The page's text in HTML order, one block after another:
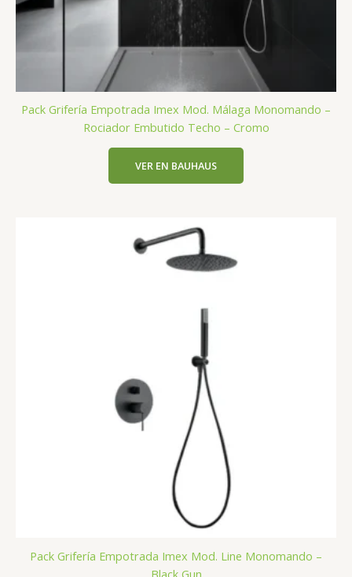
Pack Grifería Empotrada Imex Mod. Málaga Monomando –
Rociador Embutido Techo – Cromo
VER EN BAUHAUS
Pack Grifería Empotrada Imex Mod. Line Monomando –
Black Gun